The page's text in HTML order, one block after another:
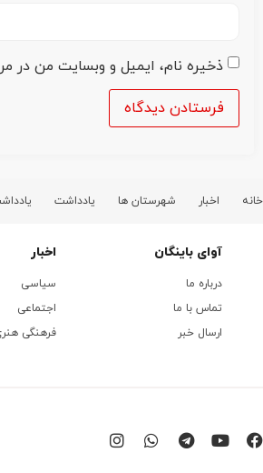
ذخیره نام، ایمیل و وبسایت من در
خانه اخبار شهرستان ها یادداشت
آوای باینگان
درباره ما
تماس با ما
ارسال خبر
اخبار
سیاسی
اجتماعی
فرهنگی